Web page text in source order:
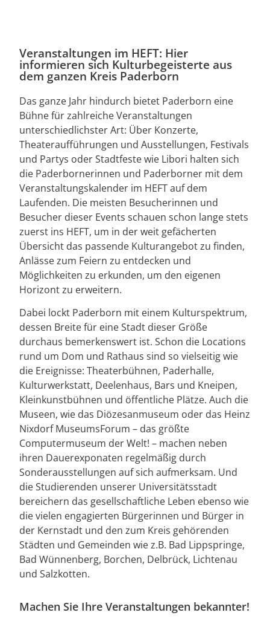
Veranstaltungen im HEFT: Hier
informieren sich Kulturbegeisterte aus
dem ganzen Kreis Paderborn
Das ganze Jahr hindurch bietet Paderborn eine
Bühne für zahlreiche Veranstaltungen
unterschiedlichster Art: Über Konzerte,
Theateraufführungen und Ausstellungen, Festivals
und Partys oder Stadtfeste wie Libori halten sich
die Paderbornerinnen und Paderborner mit dem
Veranstaltungskalender im HEFT auf dem
Laufenden. Die meisten Besucherinnen und
Besucher dieser Events schauen schon lange stets
zuerst ins HEFT, um in der weit gefächerten
Übersicht das passende Kulturangebot zu finden,
Anlässe zum Feiern zu entdecken und
Möglichkeiten zu erkunden, um den eigenen
Horizont zu erweitern.
Dabei lockt Paderborn mit einem Kulturspektrum,
dessen Breite für eine Stadt dieser Größe
durchaus bemerkenswert ist. Schon die Locations
rund um Dom und Rathaus sind so vielseitig wie
die Ereignisse: Theaterbühnen, Paderhalle,
Kulturwerkstatt, Deelenhaus, Bars und Kneipen,
Kleinkunstbühnen und öffentliche Plätze. Auch die
Museen, wie das Diözesanmuseum oder das Heinz
Nixdorf MuseumsForum – das größte
Computermuseum der Welt! – machen neben
ihren Dauerexponaten regelmäßig durch
Sonderausstellungen auf sich aufmerksam. Und
die Studierenden unserer Universitätsstadt
bereichern das gesellschaftliche Leben ebenso wie
die vielen engagierten Bürgerinnen und Bürger in
der Kernstadt und den zum Kreis gehörenden
Städten und Gemeinden wie z.B. Bad Lippspringe,
Bad Wünnenberg, Borchen, Delbrück, Lichtenau
und Salzkotten.
Machen Sie Ihre Veranstaltungen bekannter!